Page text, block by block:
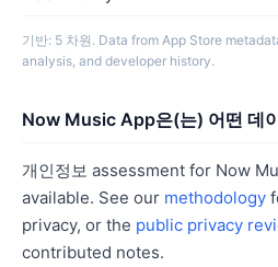
기반: 5 차원. Data from App Store
analysis, and developer history.
Now Music App은(는) 어떤 데
개인정보 assessment for Now
available. See our methodology
privacy, or the public privacy
contributed notes.